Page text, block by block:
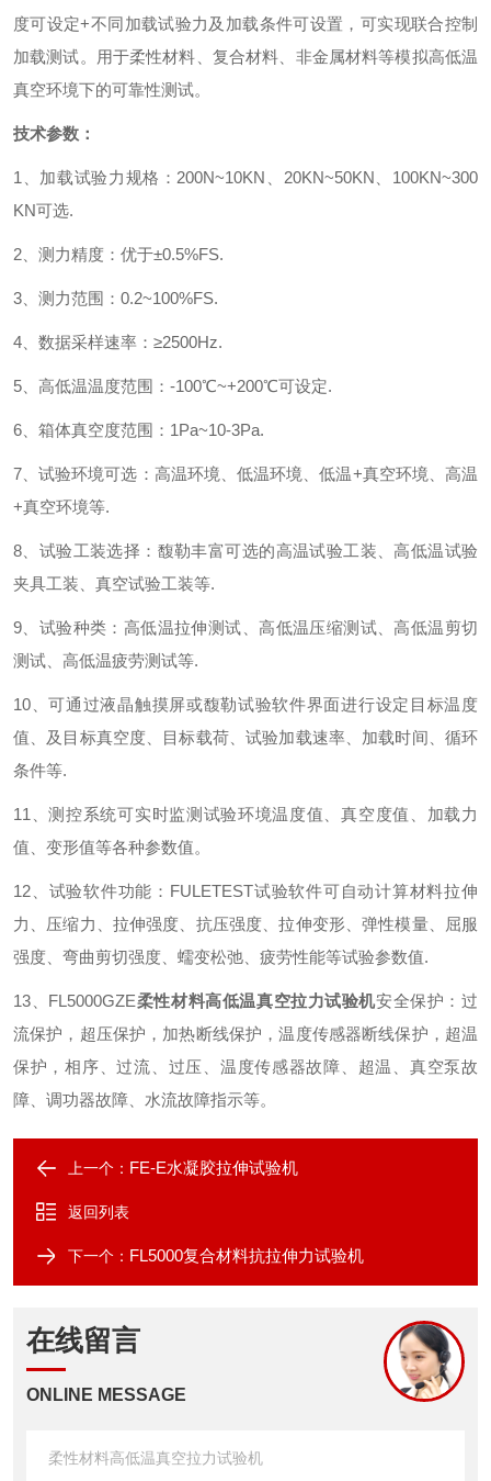
度可设定+不同加载试验力及加载条件可设置，可实现联合控制
加载测试。用于柔性材料、复合材料、非金属材料等模拟高低温
真空环境下的可靠性测试。
技术参数：
1 、加载试验力规格： 200N~10KN 20KN~50KN
100KN~300
KN可选.
2 、测力精度：优于±0.5%FS.
3 、测力范围： 0.2~100%FS.
4 、数据采样速率：≥2500Hz.
5 、高低温温度范围： -100℃~+200℃可设定.
6 、箱体真空度范围： 1Pa~10-3Pa.
7 、试验环境可选：高温环境、低温环境、低温+真空环境、高温
+真空环境等.
8 、试验工装选择：馥勒丰富可选的高温试验工装、高低温试验
夹具工装、真空试验工装等.
9 、试验种类：高低温拉伸测试、高低温压缩测试、高低温剪切
测试、高低温疲劳测试等.
10 、可通过液晶触摸屏或馥勒试验软件界面进行设定目标温度
值、及目标真空度、目标载荷、试验加载速率、加载时间、循环
条件等.
11
、测控系统可实时监测试验环境温度值、真空度值、加载力
值、变形值等各种参数值。
12 、试验软件功能： FULETEST试验软件可自动计算材料拉伸
力、压缩力、拉伸强度、抗压强度、拉伸变形、弹性模量、屈服
强度、弯曲剪切强度、蠕变松弛、疲劳性能等试验参数值.
13 FL5000GZE柔性材料高低温真空拉力试验机安全保护：过
流保护，超压保护，加热断线保护，温度传感器断线保护，超温
保护，相序、过流、过压、温度传感器故障、超温、真空泵故
障、调功器故障、水流故障指示等。
上一个： FE-E水凝胶拉伸试验机
返回列表
下一个： FL5000复合材料抗拉伸力试验机
在线留言
ONLINE MESSAGE